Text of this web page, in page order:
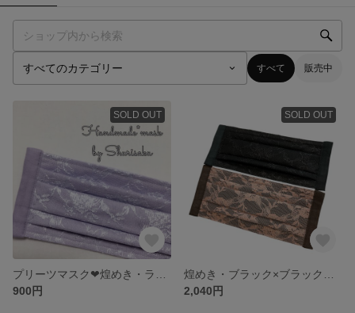
すべて 販売中
SOLD OUT
900円
SOLD OUT
2,040円